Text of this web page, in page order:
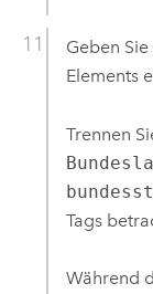
Geben
Elements
Trennen
Tags
Während